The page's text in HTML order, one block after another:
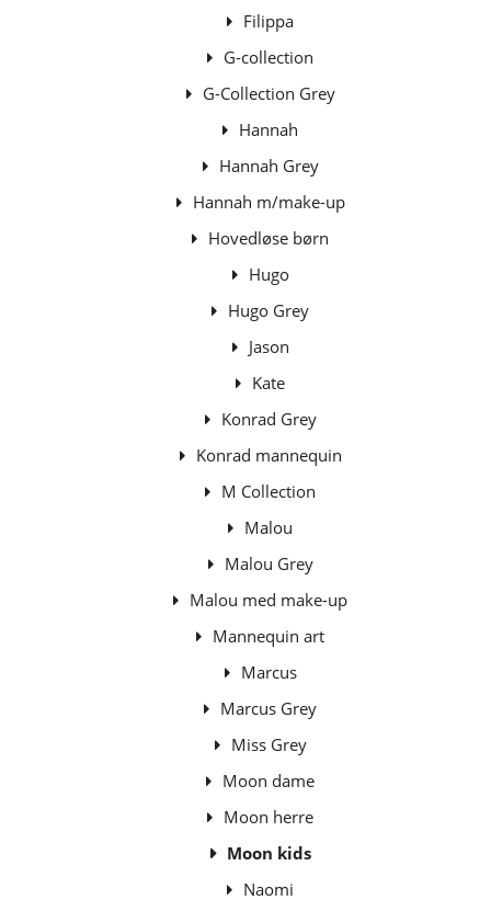
Filippa
G-collection
G-Collection Grey
Hannah
Hannah Grey
Hannah m/make-up
Hovedløse børn
Hugo
Hugo Grey
Jason
Kate
Konrad Grey
Konrad mannequin
M Collection
Malou
Malou Grey
Malou med make-up
Mannequin art
Marcus
Marcus Grey
Miss Grey
Moon dame
Moon herre
Moon kids
Naomi